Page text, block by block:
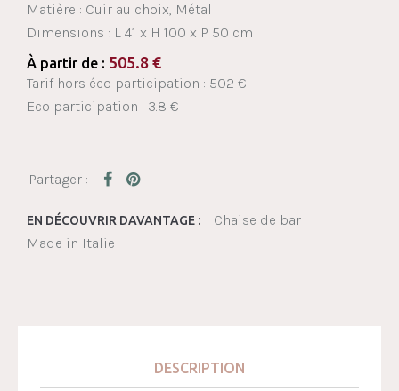
Matière : Cuir au choix, Métal
Dimensions : L 41 x H 100 x P 50 cm
À partir de : 505.8 €
Tarif hors éco participation : 502 €
Eco participation : 3.8 €
EN DÉCOUVRIR DAVANTAGE :
Chaise de bar
Made in Italie
DESCRIPTION